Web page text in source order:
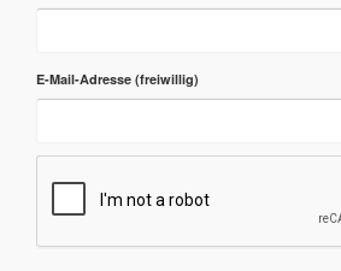
E-Mail-Adresse